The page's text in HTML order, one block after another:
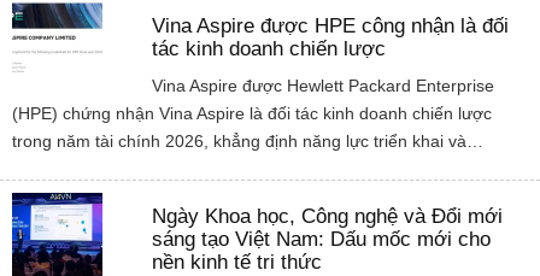
Vina Aspire được HPE công nhận là đối
tác kinh doanh chiến lược
Vina Aspire được Hewlett Packard Enterprise
(HPE) chứng nhận Vina Aspire là đối tác kinh doanh chiến lược
trong năm tài chính 2026, khẳng định năng lực triển khai và…
Ngày Khoa học, Công nghệ và Đổi mới
sáng tạo Việt Nam: Dấu mốc mới cho
nền kinh tế tri thức